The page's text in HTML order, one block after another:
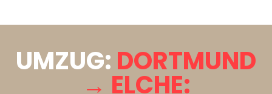
UMZUG: DORTMUND
→ ELCHE: